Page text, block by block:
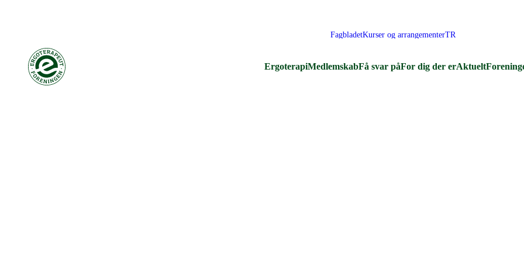
FagbladetKurser og arrangementerTR
ErgoterapiMedlemskabFå svar påFor dig der erAktuelt